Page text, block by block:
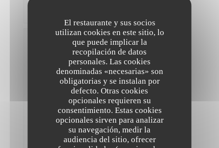
El restaurante y sus socios
utilizan cookies en este sitio, lo
que puede implicar la
recopilación de datos
personales. Las cookies
denominadas «necesarias» son
obligatorias y se instalan por
defecto. Otras cookies
opcionales requieren su
consentimiento. Estas cookies
opcionales sirven para analizar
su navegación, medir la
audiencia del sitio, ofrecer
Calidad /
5/5